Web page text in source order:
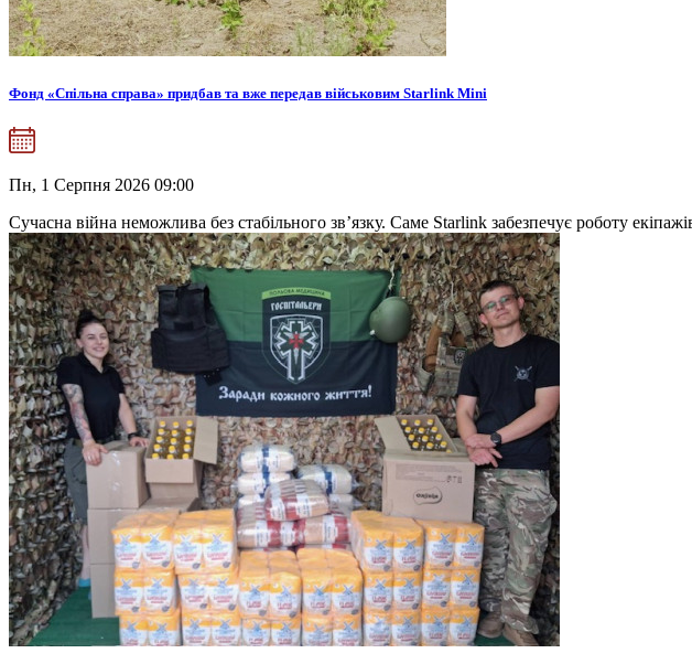
Фонд «Спільна справа» придбав та вже передав військовим Starlink Mini
Пн, 1 Серпня 2026 09:00
Сучасна війна неможлива без стабільного зв’язку. Саме Starlink забезпечує роботу